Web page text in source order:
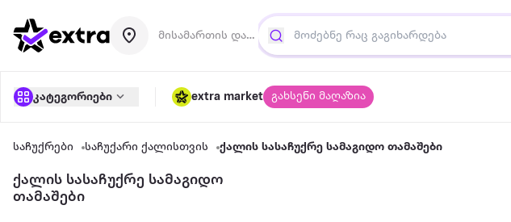
მისამართის დამატება
კატეგორიები extra market გახსენი მაღაზია
საჩუქრები საჩუქარი ქალისთვის ქალის სასაჩუქრე სამაგიდო თამაშები
ქალის სასაჩუქრე სამაგიდო
თამაშები